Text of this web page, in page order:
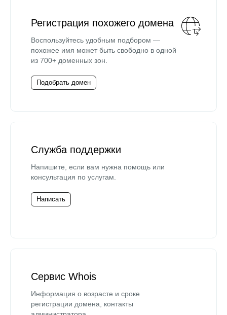
Регистрация похожего домена
Воспользуйтесь удобным подбором —
похожее имя может быть свободно в одной
из 700+ доменных зон.
Подобрать домен
Служба поддержки
Напишите, если вам нужна помощь или
консультация по услугам.
Написать
Сервис Whois
Информация о возрасте и сроке
регистрации домена, контакты